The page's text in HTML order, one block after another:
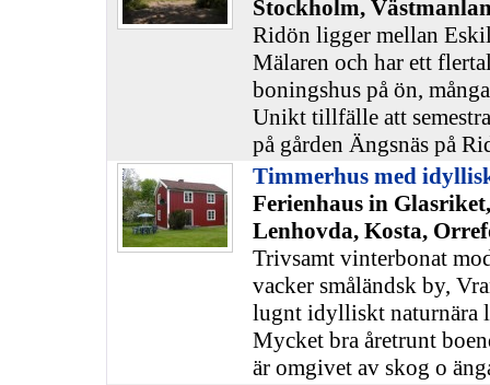
Stockholm,
Ridön ligger mellan
Mälaren och har ett
boningshus på ön,
Unikt tillfälle att
på gården Ängsnäs på
Timmerhus med
Ferienhaus in
Lenhovda, Kosta,
Trivsamt vinterbonat
vacker småländsk by,
lugnt idylliskt naturnära
Mycket bra åretrunt
är omgivet av skog o